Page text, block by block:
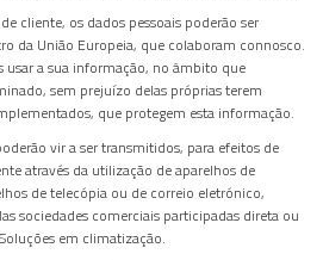
cliente, os dados pessoais poderão ser
da União Europeia, que colaboram connosco.
usar a sua informação, no âmbito que
sem prejuízo delas próprias terem
que protegem esta informação.
vir a ser transmitidos, para efeitos de
através da utilização de aparelhos de
de telecópia ou de correio eletrónico,
sociedades comerciais participadas direta ou
em climatização.